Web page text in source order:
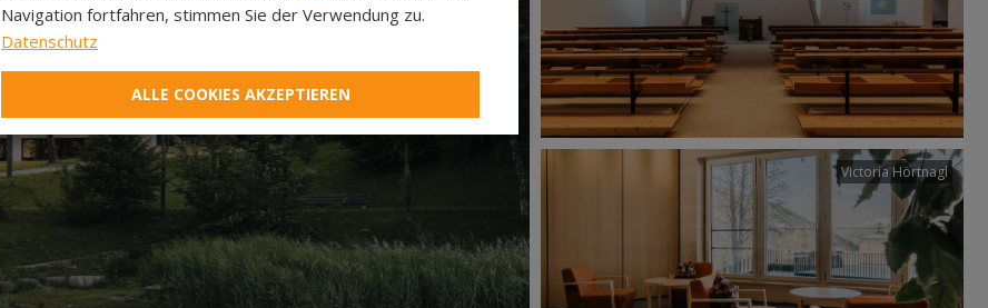
Victoria Hörtnagl
Navigation fortfahren, stimmen Sie der Verwendung zu.
Datenschutz
ALLE COOKIES AKZEPTIEREN